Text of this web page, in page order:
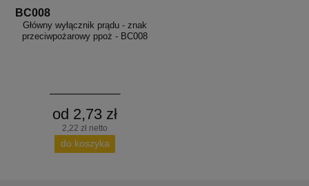
BC008
Główny wyłącznik prądu - znak
przeciwpożarowy ppoż - BC008
od 2,73 zł
2,22 zł netto
do koszyka